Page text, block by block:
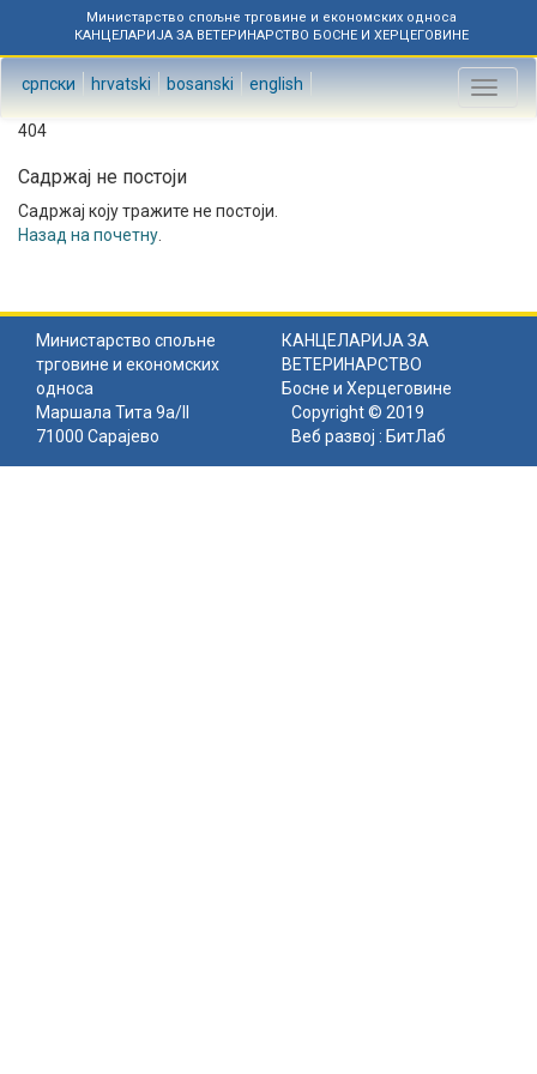
Министарство спољне трговине и економских односа
КАНЦЕЛАРИЈА ЗА ВЕТЕРИНАРСТВО БОСНЕ И ХЕРЦЕГОВИНЕ
српски hrvatski bosanski english
Toggle
404
Садржај не постоји
Садржај коју тражите не постоји.
Назад на почетну
Министарство спољне
трговине и економских
односа
КАНЦЕЛАРИЈА ЗА
ВЕТЕРИНАРСТВО
Босне и Херцеговине
Маршала Тита 9а/II
71000 Сарајево
Copyright © 2019
Веб развој : БитЛаб